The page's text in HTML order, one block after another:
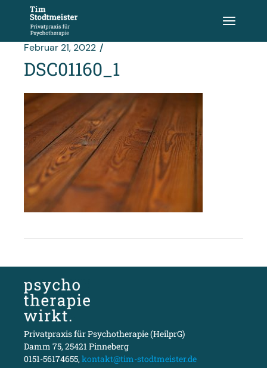
springen
Februar 21, 2022
DSC01160_1
Privatpraxis für Psychotherapie (HeilprG)
Damm 75, 25421 Pinneberg
0151-56174655,kontakt@tim-stodtmeister.de